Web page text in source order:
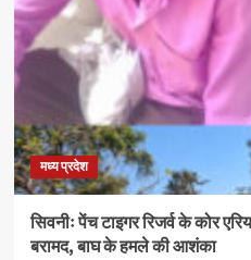
मध्य प्रदेश
सिवनीः पेंच टाइगर रिजर्व के कोर
बरामद, बाघ के हमले की आशंका